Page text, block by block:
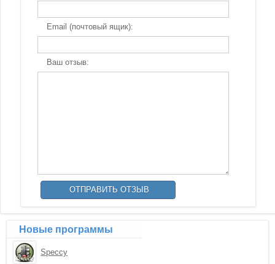
Email (почтовый ящик):
Ваш отзыв:
Новые программы
Speccy